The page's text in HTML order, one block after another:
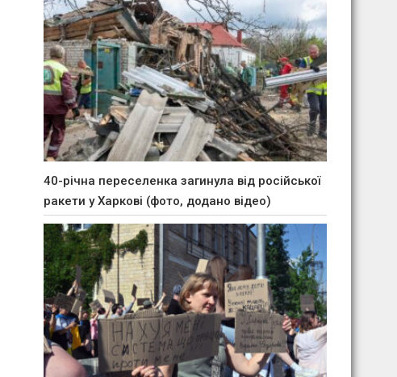
40-річна переселенка загинула від російської
ракети у Харкові (фото, додано відео)